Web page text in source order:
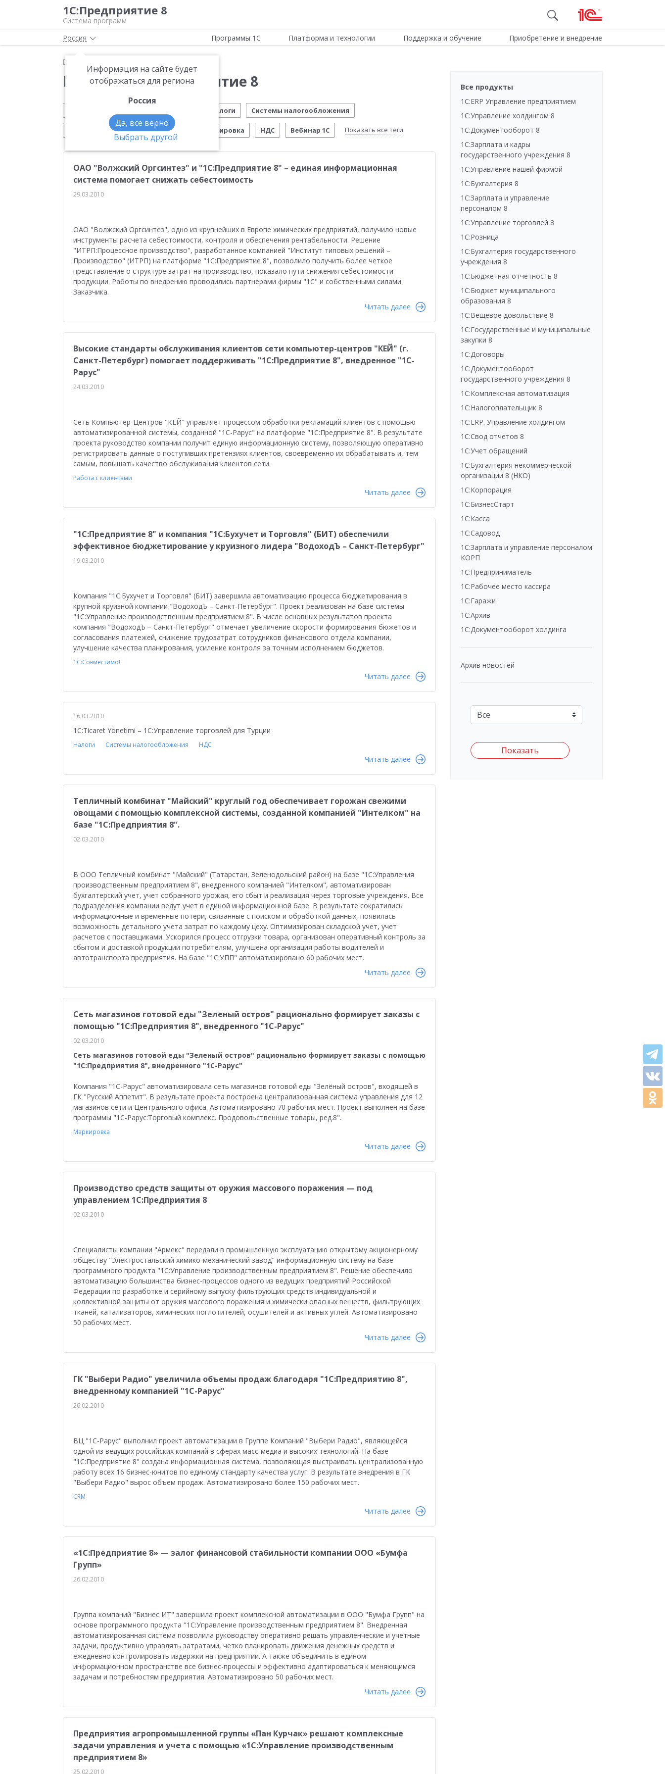
1С:Предприятие 8
Система программ
Россия
Информация на сайте будет
отображаться для региона
Россия
Да, все верно
Выбрать другой
Программы 1С Платформа и технологии Поддержка и обучение Приобретение и внедрение
Главная
Новости 1С:Предприятие 8
Налоги Системы налогообложения
Электронный документооборот Маркировка НДС Вебинар 1С
CRM
Показать все теги
Управление производством ИТС Отчетность по МСФО Новости Платформы
Платформа 1С:Предприятие 8 ЕГАИС Система управления предприятием Управление складом
Управление персоналом Сельское хозяйство Автоматизация бизнеса Управление продажами
Мобильное приложение АЗС Производство Торговым компаниям Управленческий учет
Отраслевые решения 1С:Мобильная касса Облачные технологии 1С-ЭДО Интернет-торговля
1С:ERP Управление предприятием Склад Налоги 2026 Управление запасами
Оплата труда
Управление ассортиментом Конкурс кейсов 2022 Работа через Интернет
Изменения законодательства 1СПАРК Риски Обучение персонала
Повышение эффективности бизнеса
Бюджетирование Для руководства Планирование Интеграция Переход на 1C:ERP
Медицина Бюджетные учреждения Управленческая отчетность Реальная автоматизация
1С:ERP Управление строительной организацией Форум пользователей ДО 2025
ОАО "Волжский Оргсинтез" и "1С:Предприятие 8" – единая информационная
система помогает снижать себестоимость
29.03.2010
ОАО "Волжский Оргсинтез", одно из крупнейших в Европе химических предприятий, получило новые
инструменты расчета себестоимости, контроля и обеспечения рентабельности. Решение
"ИТРП:Процессное производство", разработанное компанией "Институт типовых решений –
Производство" (ИТРП) на платформе "1С:Предприятие 8", позволило получить более четкое
представление о структуре затрат на производство, показало пути снижения себестоимости
продукции. Работы по внедрению проводились партнерами фирмы "1С" и собственными силами
Заказчика.
Читать далее
Высокие стандарты обслуживания клиентов сети компьютер-центров "КЕЙ" (г.
Санкт-Петербург) помогает поддерживать "1С:Предприятие 8", внедренное "1С-
Рарус"
24.03.2010
Сеть Компьютер-Центров "КЕЙ" управляет процессом обработки рекламаций клиентов с помощью
автоматизированной системы, созданной "1С-Рарус" на платформе "1С:Предприятие 8". В результате
проекта руководство компании получит единую информационную систему, позволяющую оперативно
регистрировать данные о поступивших претензиях клиентов, своевременно их обрабатывать и, тем
самым, повышать качество обслуживания клиентов сети.
Работа с клиентами
Читать далее
"1С:Предприятие 8" и компания "1С:Бухучет и Торговля" (БИТ) обеспечили
эффективное бюджетирование у круизного лидера "ВодоходЪ – Санкт-Петербург"
19.03.2010
Компания "1С:Бухучет и Торговля" (БИТ) завершила автоматизацию процесса бюджетирования в
крупной круизной компании "ВодоходЪ – Санкт-Петербург". Проект реализован на базе системы
"1С:Управление производственным предприятием 8". В числе основных результатов проекта
компания "ВодоходЪ – Санкт-Петербург" отмечает увеличение скорости формирования бюжетов и
согласования платежей, снижение трудозатрат сотрудников финансового отдeла компании,
улучшение качества планирования, усиление контроля за точным исполнением бюджетов.
1С:Совместимо!
Читать далее
16.03.2010
1С:Ticaret Yönetimi – 1С:Управление торговлей для Турции
Налоги Системы налогообложения НДС
Читать далее
Тепличный комбинат "Майский" круглый год обеспечивает горожан свежими
овощами с помощью комплексной системы, созданной компанией "Интелком" на
базе "1С:Предприятия 8".
02.03.2010
В ООО Тепличный комбинат "Майский" (Татарстан, Зеленодольский район) на базе "1С:Управления
производственным предприятием 8", внедренного компанией "Интелком", автоматизирован
бухгалтерский учет, учет собранного урожая, его сбыт и реализация через торговые учреждения. Все
подразделения компании ведут учет в единой информационной базе. В результате сократились
информационные и временные потери, связанные с поиском и обработкой данных, появилась
возможность детального учета затрат по каждому цеху. Оптимизирован складской учет, учет
расчетов с поставщиками. Ускорился процесс отгрузки товара, организован оперативный контроль за
сбытом и доставкой продукции потребителям, улучшена организация работы водителей и
автотранспорта предприятия. На базе "1С:УПП" автоматизировано 60 рабочих мест.
Читать далее
Сеть магазинов готовой еды "Зеленый остров" рационально формирует заказы с
помощью "1С:Предприятия 8", внедренного "1С-Рарус"
02.03.2010
Сеть магазинов готовой еды "Зеленый остров" рационально формирует заказы с помощью
"1С:Предприятия 8", внедренного "1С-Рарус"
Компания "1С-Рарус" автоматизировала сеть магазинов готовой еды "Зелёный остров", входящей в
ГК "Русский Аппетит". В результате проекта построена централизованная система управления для 12
магазинов сети и Центрального офиса. Автоматизировано 70 рабочих мест. Проект выполнен на базе
программы "1С-Рарус:Торговый комплекс. Продовольственные товары, ред.8".
Маркировка
Читать далее
Производство средств защиты от оружия массового поражения — под
управлением 1С:Предприятия 8
02.03.2010
Cпециалисты компании "Армекс" передали в промышленную эксплуатацию открытому акционерному
обществу "Электростальский химико-механический завод" информационную систему на базе
программного продукта "1С:Управление производственным предприятием 8". Решение обеспечило
автоматизацию большинства бизнес-процессов одного из ведущих предприятий Российской
Федерации по разработке и серийному выпуску фильтрующих средств индивидуальной и
коллективной защиты от оружия массового поражения и химически опасных веществ, фильтрующих
тканей, катализаторов, химических поглотителей, осушителей и активных углей. Автоматизировано
50 рабочих мест.
Читать далее
ГК "Выбери Радио" увеличила объемы продаж благодаря "1С:Предприятию 8",
внедренному компанией "1С-Рарус"
26.02.2010
ВЦ "1С-Рарус" выполнил проект автоматизации в Группе Компаний "Выбери Радио", являющейся
одной из ведущих российских компаний в сферах масс-медиа и высоких технологий. На базе
"1С:Предприятие 8" создана информационная система, позволяющая выстраивать централизованную
работу всех 16 бизнес-юнитов по единому стандарту качества услуг. В результате внедрения в ГК
"Выбери Радио" вырос объем продаж. Автоматизировано более 150 рабочих мест.
CRM
Читать далее
«1С:Предприятие 8» — залог финансовой стабильности компании ООО «Бумфа
Групп»
26.02.2010
Группа компаний "Бизнес ИТ" завершила проект комплексной автоматизации в ООО "Бумфа Групп" на
основе программного продукта "1С:Управление производственным предприятием 8". Внедренная
автоматизированная система позволила руководству оперативно решать управленческие и учетные
задачи, продуктивно управлять затратами, четко планировать движения денежных средств и
ежедневно контролировать издержки на предприятии. А также объединить в едином
информационном пространстве все бизнес-процессы и эффективно адаптироваться к меняющимся
задачам и потребностям предприятия. Автоматизировано 50 рабочих мест.
Читать далее
Предприятия агропромышленной группы «Пан Курчак» решают комплексные
задачи управления и учета с помощью «1С:Управление производственным
предприятием 8»
25.02.2010
Все продукты
1С:ERP Управление предприятием
1С:Управление холдингом 8
1С:Документооборот 8
1С:Зарплата и кадры
государственного учреждения 8
1С:Управление нашей фирмой
1С:Бухгалтерия 8
1С:Зарплата и управление
персоналом 8
1С:Управление торговлей 8
1С:Розница
1С:Бухгалтерия государственного
учреждения 8
1С:Бюджетная отчетность 8
1С:Бюджет муниципального
образования 8
1С:Вещевое довольствие 8
1С:Государственные и муниципальные
закупки 8
1С:Договоры
1С:Документооборот
государственного учреждения 8
1С:Комплексная автоматизация
1С:Налогоплательщик 8
1С:ERP. Управление холдингом
1С:Свод отчетов 8
1С:Учет обращений
1С:Бухгалтерия некоммерческой
организации 8 (НКО)
1С:Корпорация
1С:БизнесСтарт
1С:Касса
1С:Садовод
1С:Зарплата и управление персоналом
КОРП
1С:Предприниматель
1С:Рабочее место кассира
1С:Гаражи
1С:Архив
1С:Документооборот холдинга
Архив новостей
Показать